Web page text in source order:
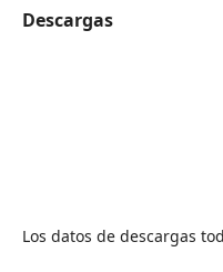
Descargas
Los datos de descargas